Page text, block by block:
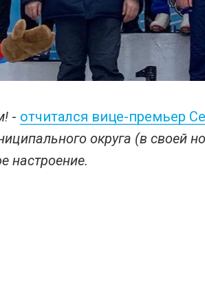
- отчитался вице-премьер
округа (в своей
настроение.